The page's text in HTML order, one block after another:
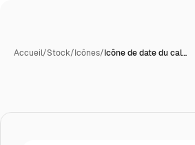
Accueil/Stock/Icônes/Icône de date du cal…